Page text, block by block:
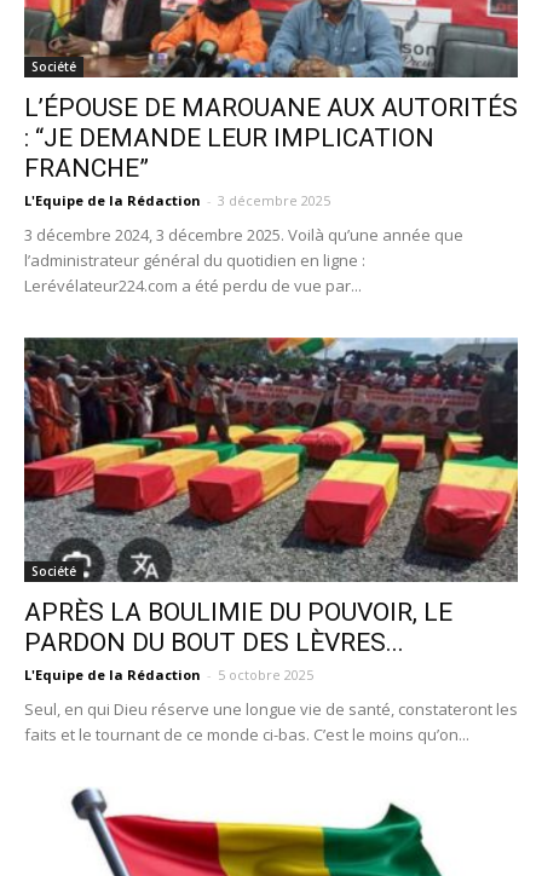
Société
L’ÉPOUSE DE MAROUANE AUX AUTORITÉS
: “JE DEMANDE LEUR IMPLICATION
FRANCHE”
L'Equipe de la Rédaction - 3 décembre 2025
3 décembre 2024, 3 décembre 2025. Voilà qu’une année que
l’administrateur général du quotidien en ligne :
Lerévélateur224.com a été perdu de vue par...
Société
APRÈS LA BOULIMIE DU POUVOIR, LE
PARDON DU BOUT DES LÈVRES...
L'Equipe de la Rédaction - 5 octobre 2025
Seul, en qui Dieu réserve une longue vie de santé, constateront les
faits et le tournant de ce monde ci-bas. C’est le moins qu’on...